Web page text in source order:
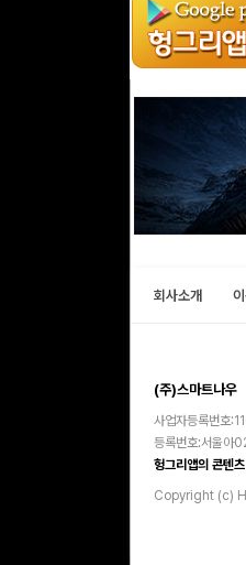
회사소개
(주)스마트나우
사업자등록번호
등록번호:서울아
헝그리앱의 콘텐
Copyright (c)